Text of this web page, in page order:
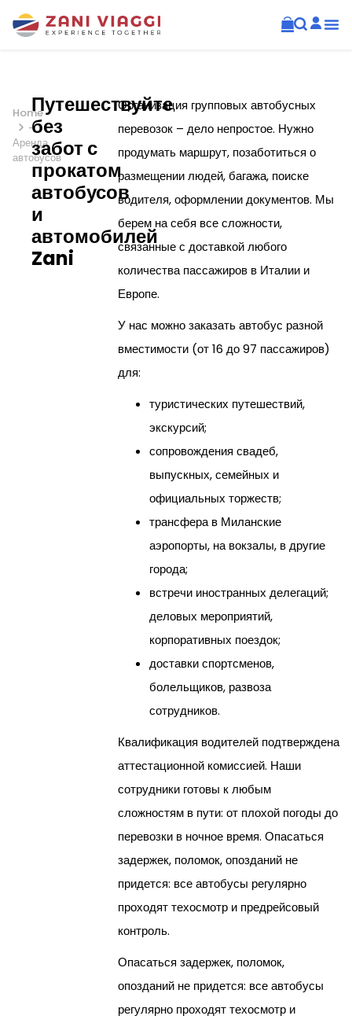
Home
-
Аренда
автобусов
Путешествуйте
без
забот с
прокатом
автобусов
и
автомобилей
Zani
Организация групповых автобусных
перевозок – дело непростое. Нужно
продумать маршрут, позаботиться о
размещении людей, багажа, поиске
водителя, оформлении документов. Мы
берем на себя все сложности,
связанные с доставкой любого
количества пассажиров в Италии и
Европе.
У нас можно заказать автобус разной
вместимости (от 16 до 97 пассажиров)
для:
туристических путешествий,
экскурсий;
сопровождения свадеб,
выпускных, семейных и
официальных торжеств;
трансфера в Миланские
аэропорты, на вокзалы, в другие
города;
встречи иностранных делегаций;
деловых мероприятий,
корпоративных поездок;
доставки спортсменов,
болельщиков, развоза
сотрудников.
Квалификация водителей подтверждена
аттестационной комиссией. Наши
сотрудники готовы к любым
сложностям в пути: от плохой погоды до
перевозки в ночное время. Опасаться
задержек, поломок, опозданий не
придется: все автобусы регулярно
проходят техосмотр и предрейсовый
контроль.
Опасаться задержек, поломок,
опозданий не придется: все автобусы
регулярно проходят техосмотр и